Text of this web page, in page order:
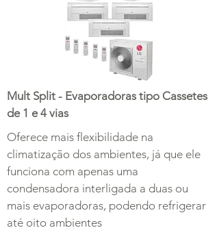
Mult Split - Evaporadoras tipo Cassetes
de 1 e 4 vias
Oferece mais flexibilidade na
climatização dos ambientes, já que ele
funciona com apenas uma
condensadora interligada a duas ou
mais evaporadoras, podendo refrigerar
até oito ambientes